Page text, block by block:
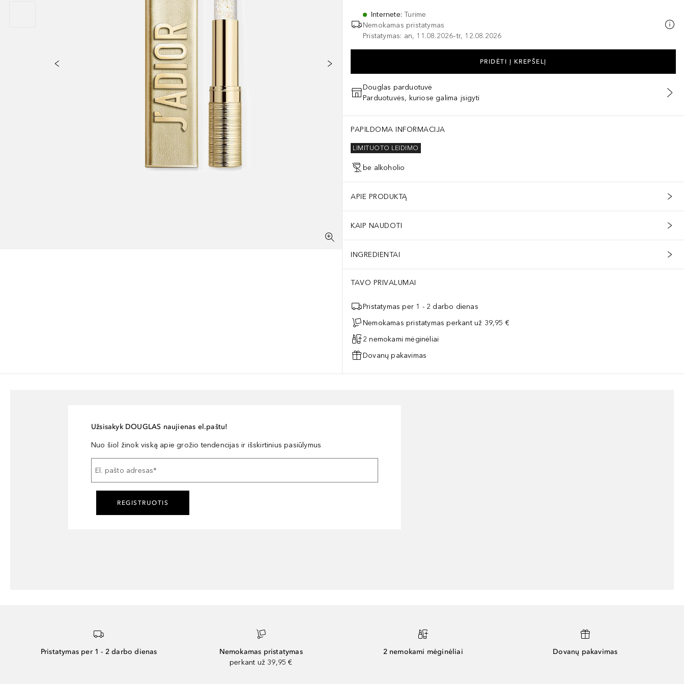
Internete:Turime
Nemokamas pristatymas
Pristatymas: an, 11.08.2026–tr, 12.08.2026
PRIDĖTI Į KREPŠELĮ
Douglas parduotuvė
Parduotuvės, kuriose galima įsigyti
PAPILDOMA INFORMACIJA
LIMITUOTO LEIDIMO
be alkoholio
APIE PRODUKTĄ
KAIP NAUDOTI
INGREDIENTAI
TAVO PRIVALUMAI
Pristatymas per 1 - 2 darbo dienas
Nemokamas pristatymas perkant už 39,95 €
2 nemokami mėginėliai
Dovanų pakavimas
Užsisakyk DOUGLAS naujienas el.paštu!
Nuo šiol žinok viską apie grožio tendencijas ir išskirtinius pasiūlymus
El. pašto adresas*
REGISTRUOTIS
Pristatymas per 1 - 2 darbo dienas
Nemokamas pristatymas
perkant už 39,95 €
2 nemokami mėginėliai Dovanų pakavimas